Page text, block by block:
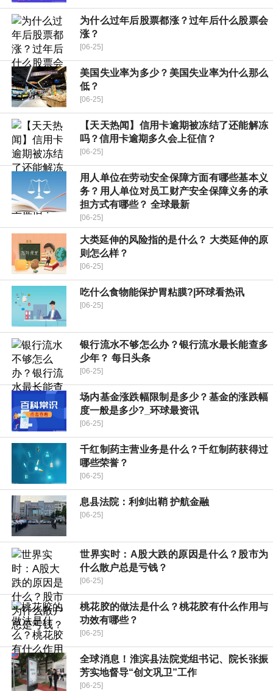
为什么过年后股票都涨？过年后什么股票会
涨？
[06-25]
美国失业率为多少？美国失业率为什么那么
低？
[06-25]
【天天热闻】信用卡逾期被冻结了还能解冻
吗？信用卡逾期多久会上征信？
[06-25]
用人单位在劳动安全保障方面有哪些基本义
务？用人单位对员工财产安全保障义务的承
担方式有哪些？ 全球最新
[06-25]
大类延伸的风险指的是什么？ 大类延伸的原
则怎么样？
[06-25]
吃什么食物能保护胃粘膜?|环球看热讯
[06-25]
银行流水不够怎么办？银行流水最长能查多
少年？ 每日头条
[06-25]
场内基金涨跌幅限制是多少？基金的涨跌幅
度一般是多少?_环球最资讯
[06-25]
千红制药主营业务是什么？千红制药获得过
哪些荣誉？
[06-25]
​息县法院：利剑出鞘 护航金融
[06-25]
世界实时：A股大跌的原因是什么？股市为
什么散户总是亏钱？
[06-25]
桃花胶的做法是什么？桃花胶有什么作用与
功效有哪些？
[06-25]
全球消息！​淮滨县法院党组书记、院长张振
芳实地督导“创文巩卫”工作
[06-25]